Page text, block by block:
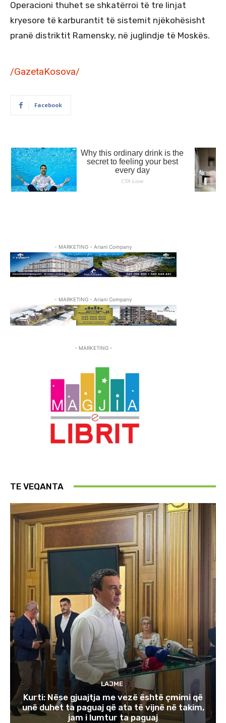
Operacioni thuhet se shkatërroi të tre linjat
kryesore të karburantit të sistemit njëkohësisht
pranë distriktit Ramensky, në juglindje të Moskës.
/GazetaKosova/
Facebook
- MARKETING - Ariani Company
- MARKETING - Ariani Company
- MARKETING -
TE VEQANTA
LAJME
Kurti: Nëse gjuajtja me vezë është çmimi që
unë duhet ta paguaj që ata të vijnë në takim,
jam i lumtur ta paguaj